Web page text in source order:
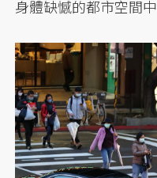
身體缺憾的都市空間